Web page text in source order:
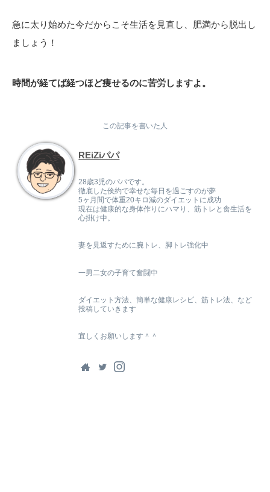
急に太り始めた今だからこそ生活を見直し、肥満から脱出し
ましょう！
時間が経てば経つほど痩せるのに苦労しますよ。
この記事を書いた人
REiZiパパ
28歳3児のパパです。
徹底した倹約で幸せな毎日を過ごすのが夢
5ヶ月間で体重20キロ減のダイエットに成功
現在は健康的な身体作りにハマり、筋トレと食生活を
心掛け中。
妻を見返すために腕トレ、脚トレ強化中
一男二女の子育て奮闘中
ダイエット方法、簡単な健康レシピ、筋トレ法、など
投稿していきます
宜しくお願いします＾＾